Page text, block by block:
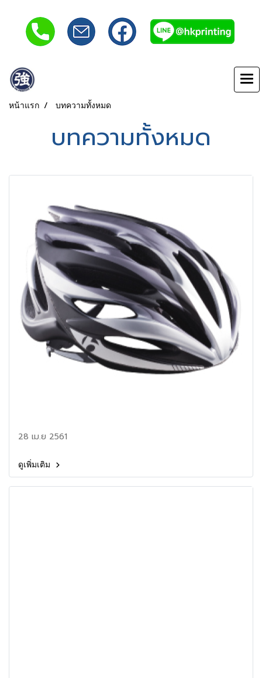
หน้าแรก บทความทั้งหมด
บทความทั้งหมด
28 เม.ย 2561
ดูเพิ่มเติม